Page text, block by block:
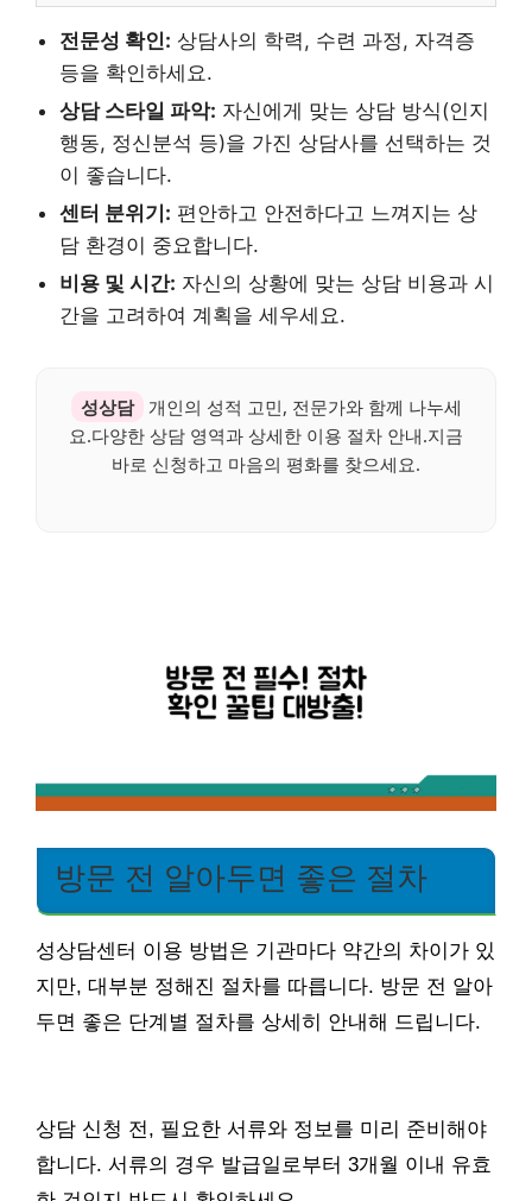
전문성 확인: 상담사의 학력, 수련 과정, 자격증
등을 확인하세요.
상담 스타일 파악: 자신에게 맞는 상담 방식(인지
행동, 정신분석 등)을 가진 상담사를 선택하는 것
이 좋습니다.
센터 분위기: 편안하고 안전하다고 느껴지는 상
담 환경이 중요합니다.
비용 및 시간: 자신의 상황에 맞는 상담 비용과 시
간을 고려하여 계획을 세우세요.
성상담
개인의 성적 고민, 전문가와 함께 나누세
요.다양한 상담 영역과 상세한 이용 절차 안내.지금
바로 신청하고 마음의 평화를 찾으세요.
방문 전 알아두면 좋은 절차
성상담센터 이용 방법은 기관마다 약간의 차이가 있
지만, 대부분 정해진 절차를 따릅니다. 방문 전 알아
두면 좋은 단계별 절차를 상세히 안내해 드립니다.
상담 신청 전, 필요한 서류와 정보를 미리 준비해야
합니다. 서류의 경우 발급일로부터 3개월 이내 유효